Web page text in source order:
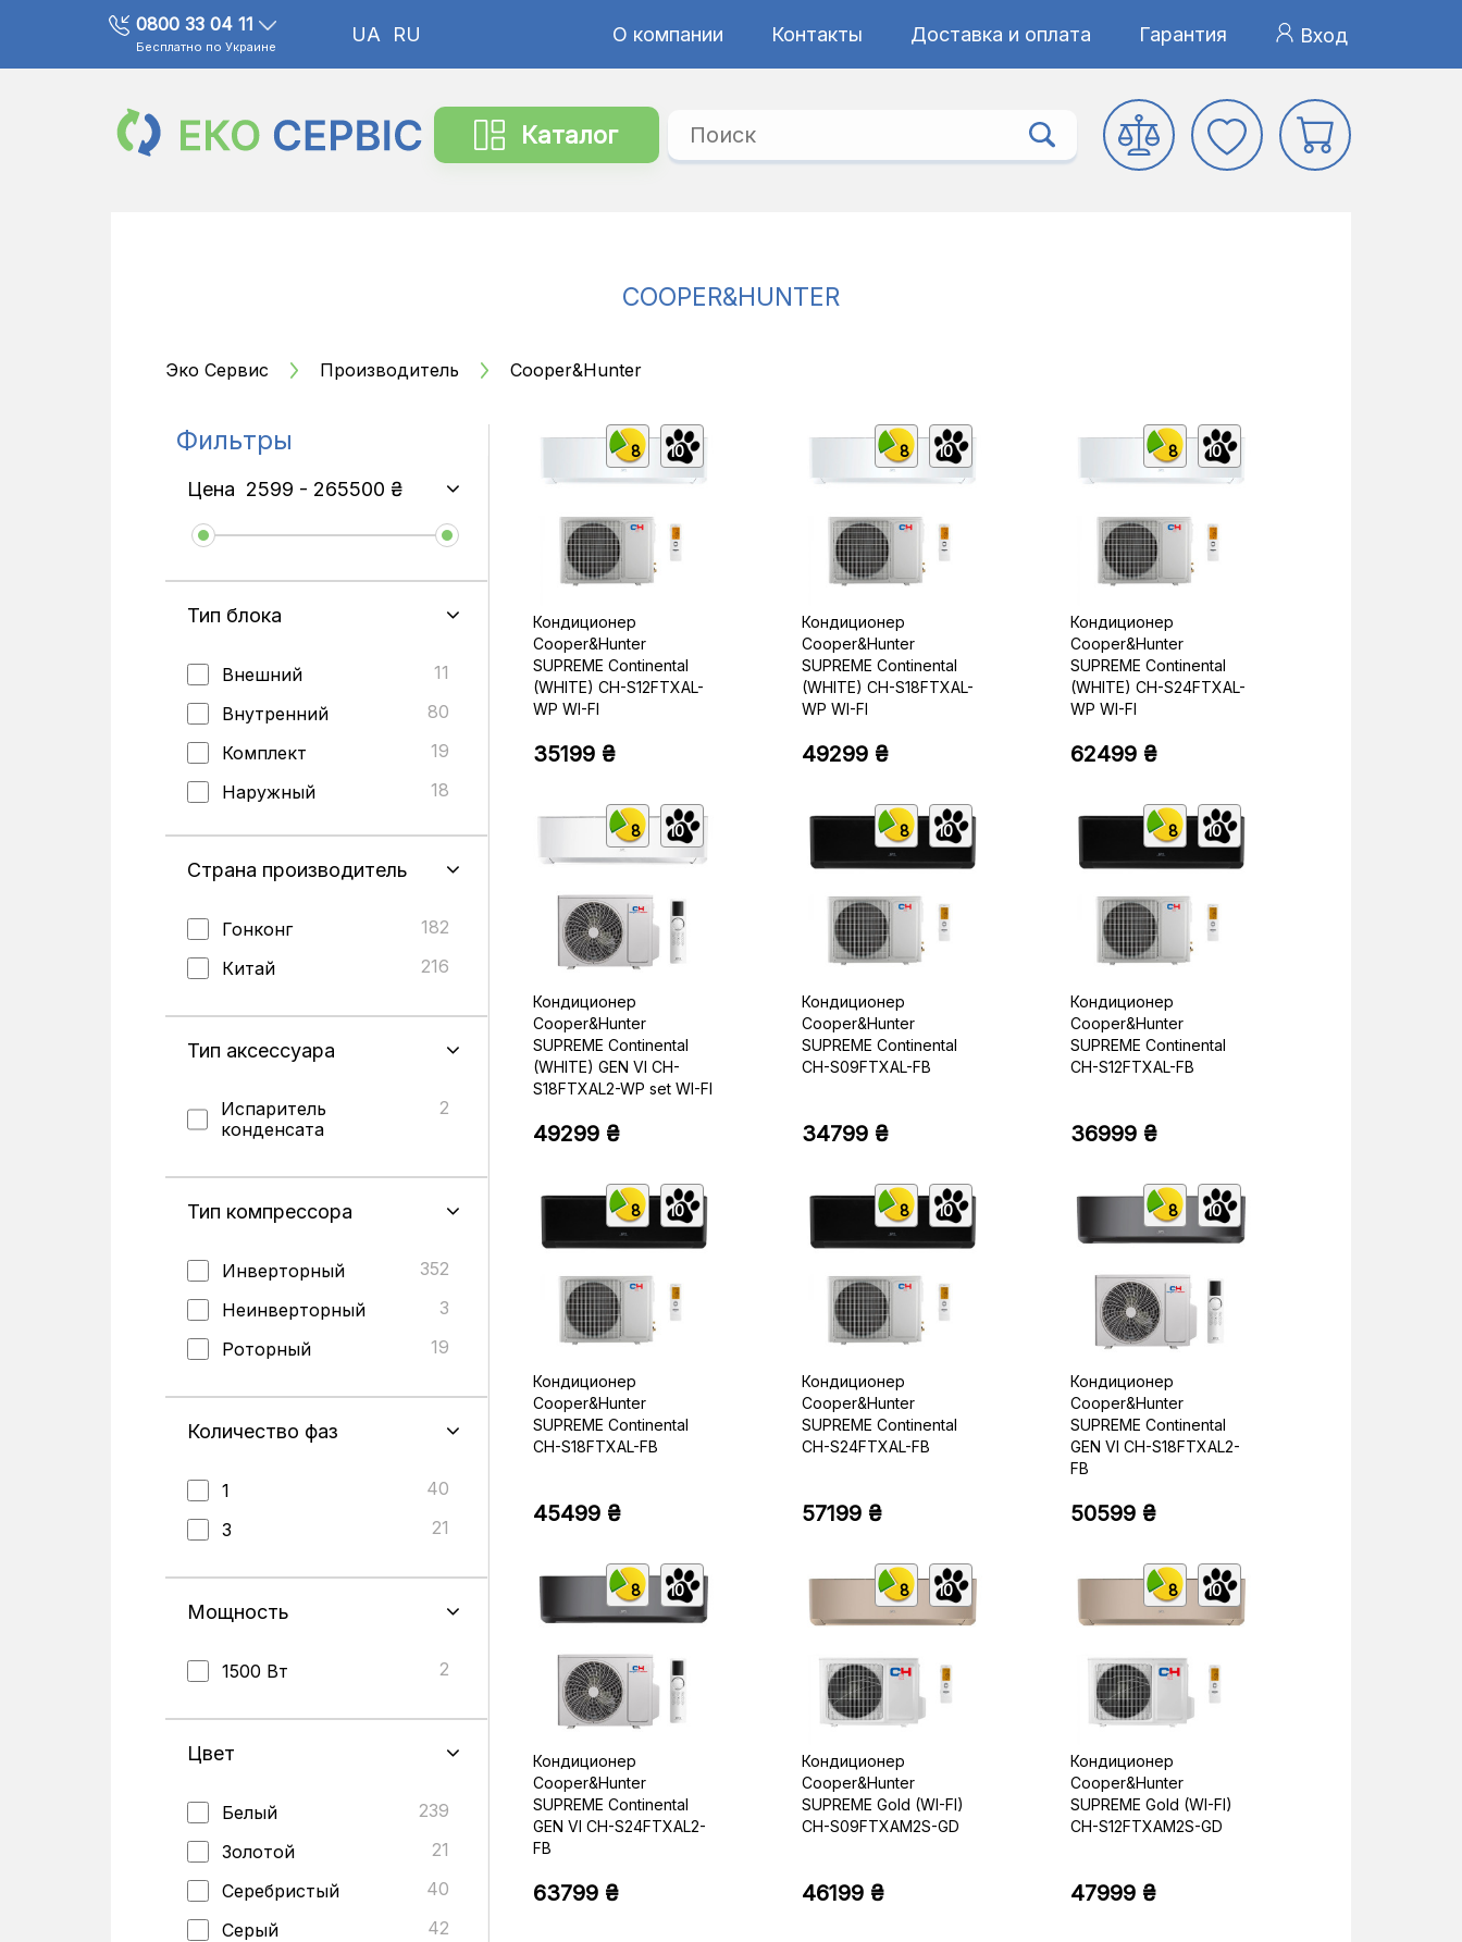
0800 33 04 11
Бесплатно по Украине
UA RU О компании Контакты Доставка и оплата Гарантия Вход
Каталог
COOPER&HUNTER
Эко Сервис Производитель Cooper&Hunter
Фильтры
Цена 2599 - 265500 ₴
Тип блока
Внешний
11
Внутренний
80
Комплект
19
Наружный
18
Страна производитель
Гонконг
182
Китай
216
Тип аксессуара
Испаритель
конденсата
2
Тип компрессора
Инверторный
352
Неинверторный
3
Роторный
19
Количество фаз
1
40
3
21
Мощность
1500 Вт 2
Цвет
Белый
239
Золотой
21
Серебристый
40
Серый
42
8 10
Кондиционер
Cooper&Hunter
SUPREME Continental
(WHITE) CH-S12FTXAL-
WP WI-FI
35199 ₴
8 10
Кондиционер
Cooper&Hunter
SUPREME Continental
(WHITE) CH-S18FTXAL-
WP WI-FI
49299 ₴
8 10
Кондиционер
Cooper&Hunter
SUPREME Continental
(WHITE) CH-S24FTXAL-
WP WI-FI
62499 ₴
8 10
Кондиционер
Cooper&Hunter
SUPREME Continental
(WHITE) GEN VI CH-
S18FTXAL2-WP set WI-FI
49299 ₴
8 10
Кондиционер
Cooper&Hunter
SUPREME Continental
CH-S09FTXAL-FB
34799 ₴
8 10
Кондиционер
Cooper&Hunter
SUPREME Continental
CH-S12FTXAL-FB
36999 ₴
8 10
Кондиционер
Cooper&Hunter
SUPREME Continental
CH-S18FTXAL-FB
45499 ₴
8 10
Кондиционер
Cooper&Hunter
SUPREME Continental
CH-S24FTXAL-FB
57199 ₴
8 10
Кондиционер
Cooper&Hunter
SUPREME Continental
GEN VI CH-S18FTXAL2-
FB
50599 ₴
8 10
Кондиционер
Cooper&Hunter
SUPREME Continental
GEN VI CH-S24FTXAL2-
FB
63799 ₴
8 10
Кондиционер
Cooper&Hunter
SUPREME Gold (WI-FI)
CH-S09FTXAM2S-GD
46199 ₴
8 10
Кондиционер
Cooper&Hunter
SUPREME Gold (WI-FI)
CH-S12FTXAM2S-GD
47999 ₴